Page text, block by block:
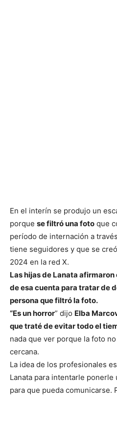
En el interín se produjo un
porque se filtró una foto que
período de internación a
tiene seguidores y que se
2024 en la red X.
Las hijas de Lanata afirmaron
de esa cuenta para tratar de
persona que filtró la foto.
“Es un horror” dijo Elba
que traté de evitar todo el
nada que ver porque la foto
cercana.
La idea de los profesionales
Lanata para intentarle
para que pueda comunicarse.